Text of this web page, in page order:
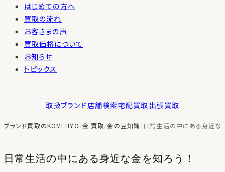
はじめての方へ
買取の流れ
お客さまの声
買取価格について
お知らせ
トピックス
取扱ブランド店舗検索宅配買取 出張買取
ブランド買取のKOMEHYO/金 買取/金の豆知識/日常生活の中にある身近な
日常生活の中にある身近な金を知ろう！